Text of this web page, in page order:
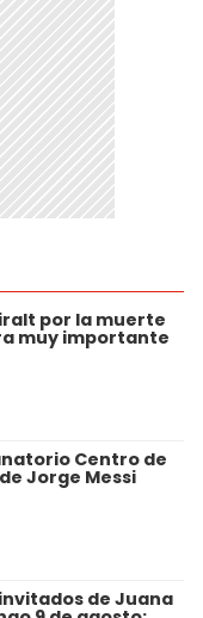
por la muerte
muy importante
Centro de
Jorge Messi
de Juana